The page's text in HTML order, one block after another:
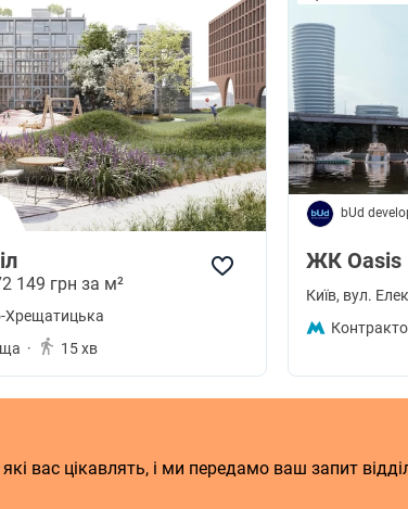
149 грн за м²
Хрещатицька
· 15 хв
bUd
ЖК Oasis
Київ, вул.
вас цікавлять, і ми передамо ваш запит